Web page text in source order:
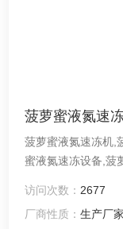
菠萝蜜液氮速
菠萝蜜液氮速冻机,
蜜液氮速冻设备,菠
度极快； 采用进口
动调节LN2/LCO2
访问次数： 2677
厂商性质：生产厂家